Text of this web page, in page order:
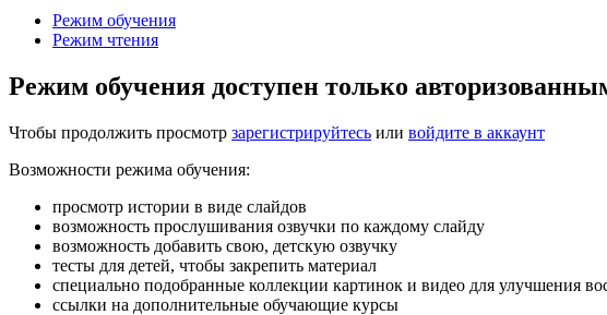
Режим обучения
Режим чтения
Режим обучения доступен только
Чтобы продолжить просмотр зарегистрируйтесь или войдите в аккаунт
Возможности режима обучения:
просмотр истории в виде слайдов
возможность прослушивания озвучки по каждому слайду
возможность добавить свою, детскую озвучку
тесты для детей, чтобы закрепить материал
специально подобранные коллекции картинок и видео для улучшения
ссылки на дополнительные обучающие курсы